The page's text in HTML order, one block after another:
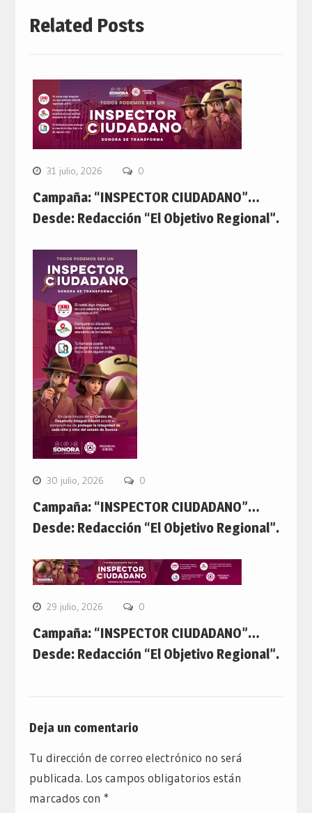
Related Posts
31 julio, 2026 0
Campaña: “INSPECTOR CIUDADANO”…
Desde: Redacción “El Objetivo Regional”.
30 julio, 2026 0
Campaña: “INSPECTOR CIUDADANO”…
Desde: Redacción “El Objetivo Regional”.
29 julio, 2026 0
Campaña: “INSPECTOR CIUDADANO”…
Desde: Redacción “El Objetivo Regional”.
Deja un comentario
Tu dirección de correo electrónico no será
publicada. Los campos obligatorios están
marcados con *